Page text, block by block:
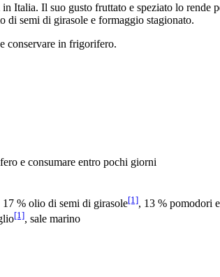
Italia. Il suo gusto fruttato e speziato lo rende
semi di girasole e formaggio stagionato.
conservare in frigorifero.
e consumare entro pochi giorni
17 % olio di semi di girasole[1], 13 % pomodori
[1], sale marino